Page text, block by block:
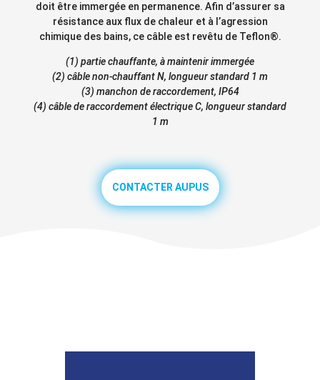
doit être immergée en permanence. Afin d’assurer sa
résistance aux flux de chaleur et à l’agression
chimique des bains, ce câble est revêtu de Teflon®.
(1) partie chauffante, à maintenir immergée
(2) câble non-chauffant N, longueur standard 1 m
(3) manchon de raccordement, IP64
(4) câble de raccordement électrique C, longueur standard
1 m
CONTACTER AUPUS